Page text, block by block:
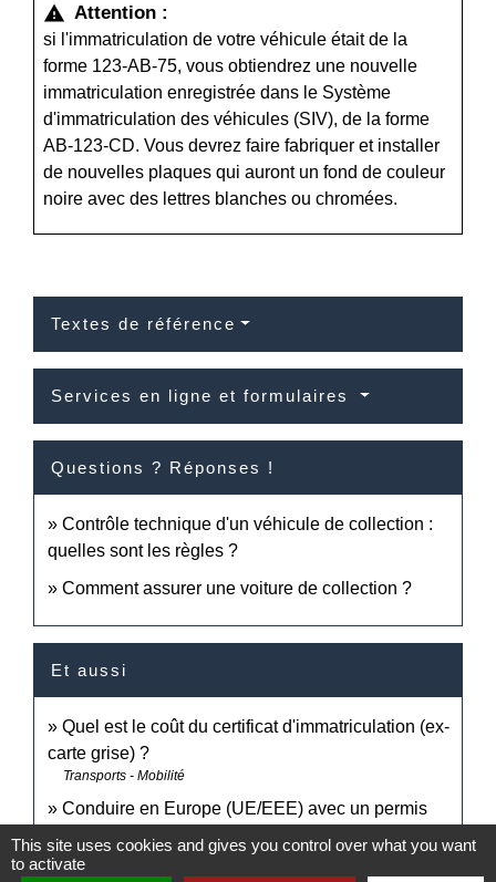
warning Attention :
si l'immatriculation de votre véhicule était de la
forme 123-AB-75, vous obtiendrez une nouvelle
immatriculation enregistrée dans le Système
d'immatriculation des véhicules (SIV), de la forme
AB-123-CD. Vous devrez faire fabriquer et installer
de nouvelles plaques qui auront un fond de couleur
noire avec des lettres blanches ou chromées.
Textes de référence
Services en ligne et formulaires
Questions ? Réponses !
Contrôle technique d'un véhicule de collection :
quelles sont les règles ?
Comment assurer une voiture de collection ?
Et aussi
Quel est le coût du certificat d'immatriculation (ex-
carte grise) ?
Transports - Mobilité
Conduire en Europe (UE/EEE) avec un permis
français
Transports - Mobilité
This site uses cookies and gives you control over what you want
to activate